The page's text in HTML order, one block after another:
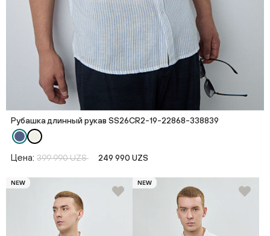
Рубашка длинный рукав SS26CR2-19-22868-338839
Цена: 399 990 UZS 249 990 UZS
NEW NEW